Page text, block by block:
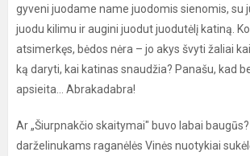
gyveni juodame name juodomis sienomis, su
juodu kilimu ir augini juodut juodutėlį katiną.
atsimerkęs, bėdos nėra – jo akys švyti žaliai
ką daryti, kai katinas snaudžia? Panašu, kad
apsieita... Abrakadabra!
Ar „Šiurpnakčio skaitymai" buvo labai
darželinukams raganėlės Vinės nuotykiai